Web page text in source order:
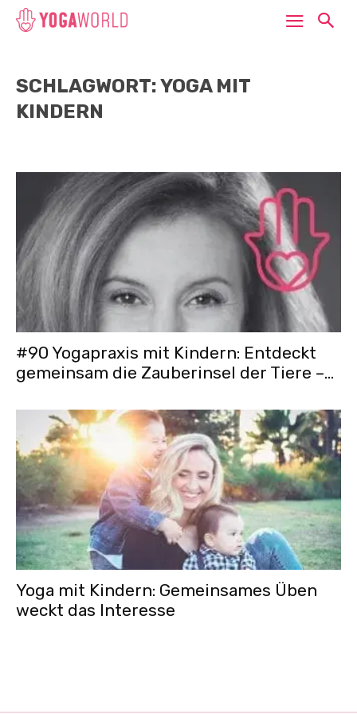
SCHLAGWORT: YOGA MIT
KINDERN
#90 Yogapraxis mit Kindern: Entdeckt
gemeinsam die Zauberinsel der Tiere –...
Yoga mit Kindern: Gemeinsames Üben
weckt das Interesse